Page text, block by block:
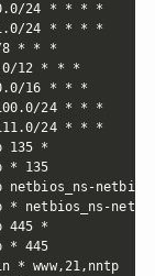
24 * * * *
24 * * * *
8 * * *
12 * * *
16 * * *
24 * * *
24 * * *
*
* 135
*
* 445
www,21,nntp